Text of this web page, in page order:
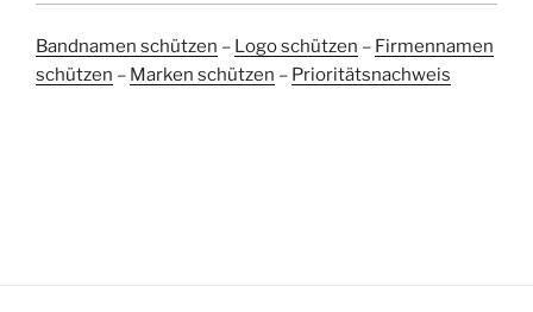
Bandnamen schützen – Logo schützen – Firmennamen
schützen – Marken schützen – Prioritätsnachweis